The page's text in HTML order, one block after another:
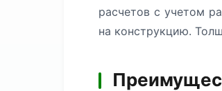
расчетов с учетом
на конструкцию.